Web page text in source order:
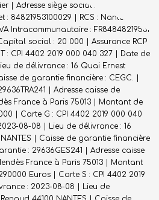
| Adresse siège social : 1 rue de
84821953100029 | RCS : Nantes -
Intracommunautaire : FR84848219531
social : 20 000 | Assurance RCP
: CPI 4402 2019 000 040 327 | Date de
de délivrance : 16 Quai Ernest
de garantie financière : CEGC. |
| Adresse caisse de
France à Paris 75013 | Montant de
| Carte G : CPI 4402 2019 000 040
08-08 | Lieu de délivrance : 16
| Caisse de garantie financière
: 29636GES241 | Adresse caisse
France à Paris 75013 | Montant
Euros | Carte S : CPI 4402 2019
: 2023-08-08 | Lieu de